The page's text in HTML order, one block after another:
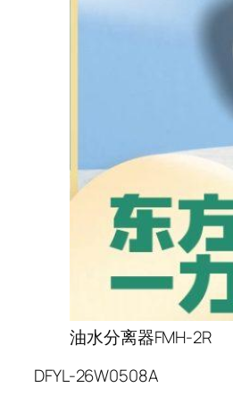
油水分离器FMH-2R
DFYL-26W0508A